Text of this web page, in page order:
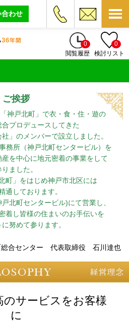
わせ
0
閲覧履歴
0
検討リスト
ご挨拶
神戸北町」で衣・食・住・遊の
プロデュースしてきた
」のメンバーで設立しました。
務所（神戸北町センタービル）を
を中心に地元密着の事業をして
りました。
町」をはじめ神戸市北区には
通しております。
北町センタービル)にて営業し、
着し皆様の住まいのお手伝いを
努めて参ります。
総合センター 代表取締役 石川達也
のサービスをお客様
に